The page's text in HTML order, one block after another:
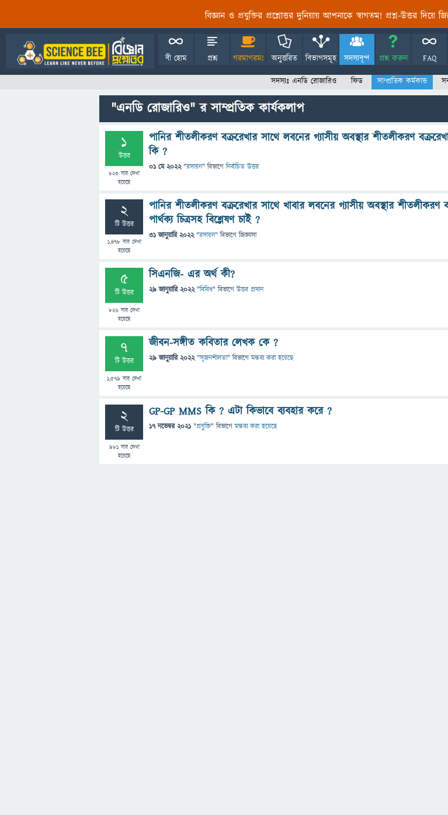
বিজ্ঞান ও প্রযুক্তির প্রশ্নোত্তর দুনিয়ায় আপনাকে স্বাগতম! প্রশ্ন-উত্তর দিয়ে
বী হোম প্রশ্ন গরমাগরম! অনুত্তরিত বিভাগসমূহ সদস্যবৃন্দ প্রশ্ন করুন FAQ
সদস্যঃ এনডি রোজারিও ফিড সাম্প্রতিক কর্মকান্ড
"এনডি রোজারিও" র সাম্প্রতিক কার্যকলাপ
1
উত্তর
823 বার দেখা
হয়েছে
পানির শীতলীকরণ বক্ররেখার সাথে লবনের গ্যাসীয় অবস্থার শীতলীকরণ
কি ?
01 মে 2022 "রসায়ন" বিভাগে নির্বাচিত উত্তর
2
টি উত্তর
1,478বার দেখা
হয়েছে
পানির শীতলীকরণ বক্ররেখার সাথে খাবার লবনের গ্যাসীয় অবস্থার শীতলীকরণ
পার্থক্য চিত্রসহ বিশ্লেষণ চাই ?
31 জানুয়ারি 2022 "রসায়ন" বিভাগে জিজ্ঞাসা
5
টি উত্তর
826 বার দেখা
হয়েছে
সিএনজি- এর অর্থ কী?
29 জানুয়ারি 2022 "বিবিধ" বিভাগে উত্তর প্রদান
7
টি উত্তর
1,579 বার দেখা
হয়েছে
জীবন-সঙ্গীত কবিতার লেখক কে ?
29 জানুয়ারি 2022 "সৃজনশীলতা" বিভাগে মন্তব্য করা হয়েছে
2
টি উত্তর
981বার দেখা
হয়েছে
GP-GP MMS কি ? এটা কিভাবে ব্যবহার করে ?
17 নভেম্বর 2021 "প্রযুক্তি" বিভাগে মন্তব্য করা হয়েছে